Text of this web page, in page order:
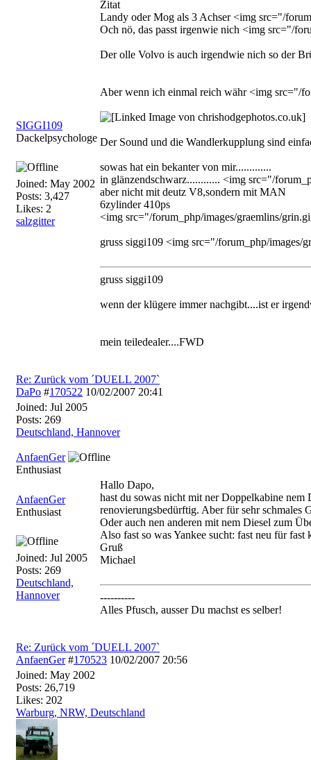
SIGGI109
Dackelpsychologe
Joined: May 2002
Posts: 3,427
Likes: 2
salzgitter
Zitat
Landy oder Mog als 3 Achser <img src="/
Och nö, das passt irgenwie nich <img src="/
Der olle Volvo is auch irgendwie nich so der
Aber wenn ich einmal reich währ <img src="/
Der Sound und die Wandlerkupplung sind
sowas hat ein bekanter von mir.............
in glänzendschwarz............ <img src="/
aber nicht mit deutz V8,sondern mit MAN
6zylinder 410ps
<img src="/forum_php/images/graemlins/
gruss siggi109 <img src="/forum_php/images/
gruss siggi109
wenn der klügere immer nachgibt....ist er
mein teiledealer....FWD
Re: Zurück vom ´DUELL 2007`
DaPo #170522 10/02/2007 20:41
Joined: Jul 2005
Posts: 269
Deutschland, Hannover
AnfaenGer
Enthusiast
AnfaenGer
Enthusiast
Joined: Jul 2005
Posts: 269
Deutschland,
Hannover
Hallo Dapo,
hast du sowas nicht mit ner Doppelkabine
renovierungsbedürftig. Aber für sehr schmales
Oder auch nen anderen mit nem Diesel zum
Also fast so was Yankee sucht: fast neu für fast
Gruß
Michael
----------
Alles Pfusch, ausser Du machst es selber!
Re: Zurück vom ´DUELL 2007`
AnfaenGer #170523 10/02/2007 20:56
Joined: May 2002
Posts: 26,719
Likes: 202
Warburg, NRW, Deutschland